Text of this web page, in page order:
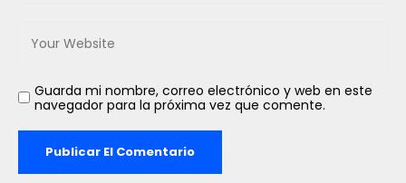
Guarda mi nombre, correo electrónico y web en este
navegador para la próxima vez que comente.